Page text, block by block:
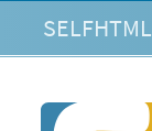
SELFHTML